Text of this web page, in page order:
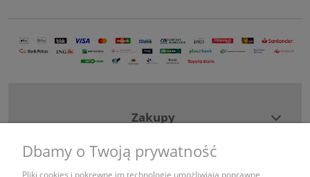
Zakupy
Pomoc
Dbamy o Twoją prywatność
Pliki cookies i pokrewne im technologie umożliwiają poprawne